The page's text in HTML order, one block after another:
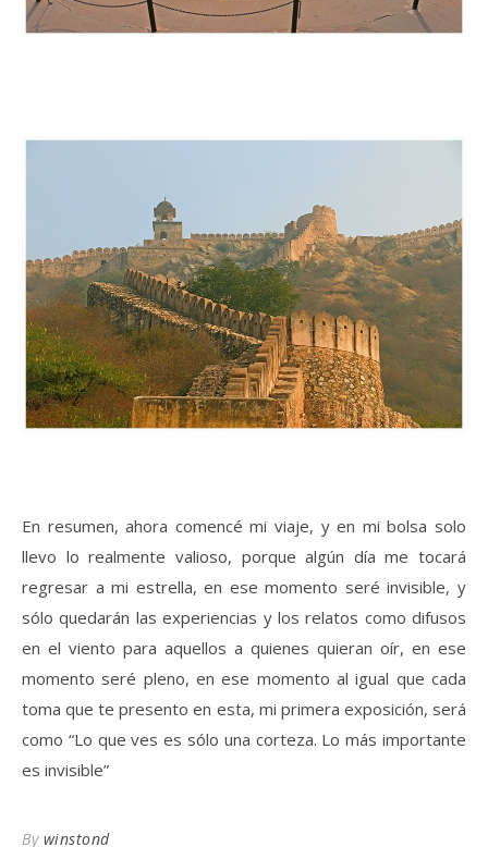
En resumen, ahora comencé mi viaje, y en mi bolsa solo
llevo lo realmente valioso, porque algún día me tocará
regresar a mi estrella, en ese momento seré invisible, y
sólo quedarán las experiencias y los relatos como difusos
en el viento para aquellos a quienes quieran oír, en ese
momento seré pleno, en ese momento al igual que cada
toma que te presento en esta, mi primera exposición, será
como “Lo que ves es sólo una corteza. Lo más importante
es invisible”
By winstond